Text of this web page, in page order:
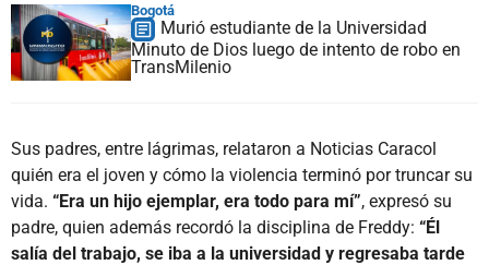
Bogotá
Murió estudiante de la Universidad
Minuto de Dios luego de intento de robo en
TransMilenio
Sus padres, entre lágrimas, relataron a Noticias Caracol
quién era el joven y cómo la violencia terminó por truncar su
vida. “Era un hijo ejemplar, era todo para mí”, expresó su
padre, quien además recordó la disciplina de Freddy: “Él
salía del trabajo, se iba a la universidad y regresaba tarde